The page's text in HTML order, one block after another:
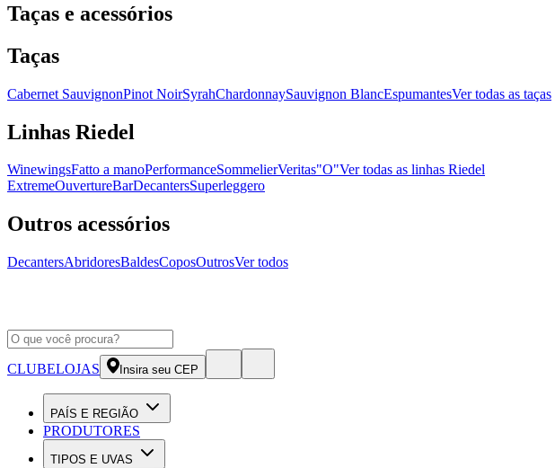
Taças e acessórios
Taças
Cabernet SauvignonPinot NoirSyrahChardonnaySauvignon BlancEspumantesVer todas as taças
Linhas Riedel
WinewingsFatto a manoPerformanceSommelierVeritas"O"Ver todas as linhas Riedel
ExtremeOuvertureBarDecantersSuperleggero
Outros acessórios
DecantersAbridoresBaldesCoposOutrosVer todos
CLUBELOJAS Insira seu CEP
PAÍS E REGIÃO
PRODUTORES
TIPOS E UVAS